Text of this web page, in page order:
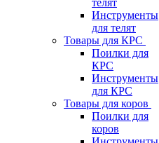
телят
Инструменты
для телят
Товары для КРС
Поилки для
КРС
Инструменты
для КРС
Товары для коров
Поилки для
коров